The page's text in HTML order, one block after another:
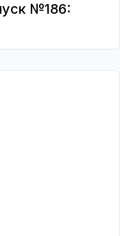
№186: